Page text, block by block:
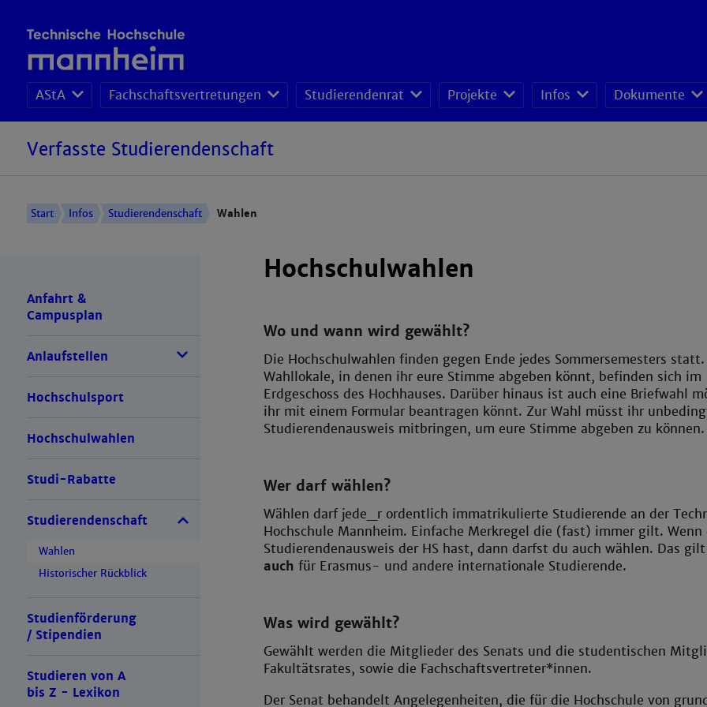
AStA Fachschaftsvertretungen Studierendenrat Projekte Infos Dokumente
Verfasste Studierendenschaft
Start Infos Studierendenschaft Wahlen
Anfahrt &
Campusplan
Anlaufstellen
Hochschulsport
Hochschulwahlen
Studi-Rabatte
Studierendenschaft
Wahlen
Historischer Rückblick
Studienförderung
/ Stipendien
Studieren von A
bis Z - Lexikon
Hochschulwahlen
Wo und wann wird gewählt?
Die Hochschulwahlen finden gegen Ende jedes Sommersemesters
Wahllokale, in denen ihr eure Stimme abgeben könnt, befinden sich im
Erdgeschoss des Hochhauses. Darüber hinaus ist auch eine Briefwahl
ihr mit einem Formular beantragen könnt. Zur Wahl müsst ihr
Studierendenausweis mitbringen, um eure Stimme abgeben zu können.
Wer darf wählen?
Wählen darf jede_r ordentlich immatrikulierte Studierende an der
Hochschule Mannheim. Einfache Merkregel die (fast) immer gilt. Wenn
Studierendenausweis der HS hast, dann darfst du auch wählen. Das
auch für Erasmus- und andere internationale Studierende.
Was wird gewählt?
Gewählt werden die Mitglieder des Senats und die studentischen
Fakultätsrates, sowie die Fachschaftsvertreter*innen.
Der Senat behandelt Angelegenheiten, die für die Hochschule von